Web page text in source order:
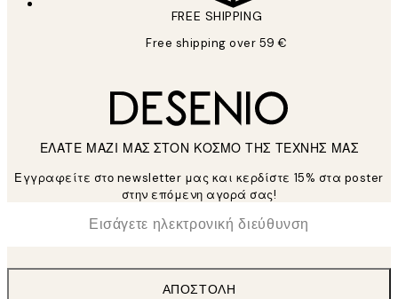
FREE SHIPPING
Free shipping over 59 €
ΕΛΑΤΕ ΜΑΖΙ ΜΑΣ ΣΤΟΝ ΚΟΣΜΟ ΤΗΣ ΤΕΧΝΗΣ ΜΑΣ
Εγγραφείτε στο newsletter μας και κερδίστε 15% στα poster
στην επόμενη αγορά σας!
Ηλεκτρονική Διεύθυνση
ΑΠΟΣΤΟΛΉ